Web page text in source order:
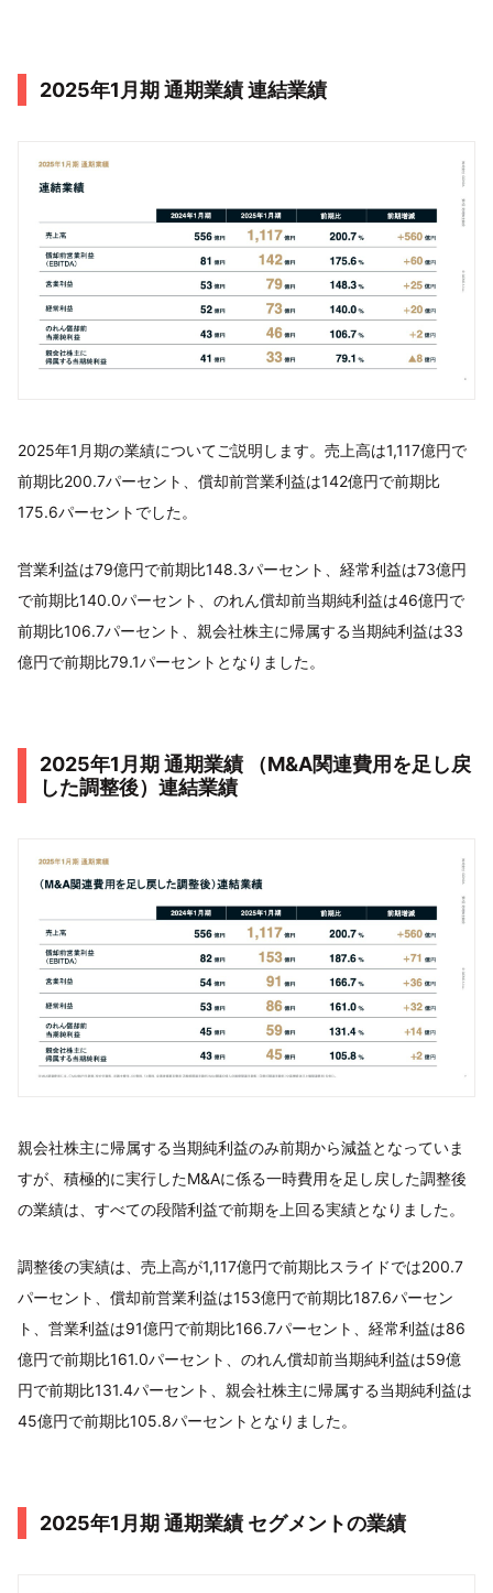
2025年1月期 通期業績 連結業績
2025年1月期の業績についてご説明します。売上高は1,117億円で
前期比200.7パーセント、償却前営業利益は142億円で前期比
175.6パーセントでした。
営業利益は79億円で前期比148.3パーセント、経常利益は73億円
で前期比140.0パーセント、のれん償却前当期純利益は46億円で
前期比106.7パーセント、親会社株主に帰属する当期純利益は33
億円で前期比79.1パーセントとなりました。
2025年1月期 通期業績 （M&A関連費用を足し戻
した調整後）連結業績
親会社株主に帰属する当期純利益のみ前期から減益となっていま
すが、積極的に実行したM&Aに係る一時費用を足し戻した調整後
の業績は、すべての段階利益で前期を上回る実績となりました。
調整後の実績は、売上高が1,117億円で前期比スライドでは200.7
パーセント、償却前営業利益は153億円で前期比187.6パーセン
ト、営業利益は91億円で前期比166.7パーセント、経常利益は86
億円で前期比161.0パーセント、のれん償却前当期純利益は59億
円で前期比131.4パーセント、親会社株主に帰属する当期純利益は
45億円で前期比105.8パーセントとなりました。
2025年1月期 通期業績 セグメントの業績